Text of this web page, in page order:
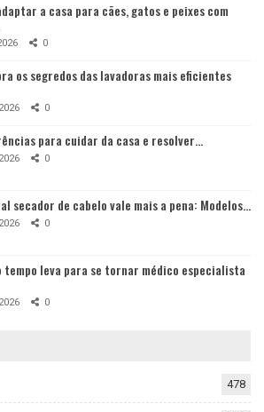
a casa para cães, gatos e peixes com
0
os segredos das lavadoras mais eficientes
0
para cuidar da casa e resolver…
0
secador de cabelo vale mais a pena: Modelos…
0
tempo leva para se tornar médico especialista
0
478